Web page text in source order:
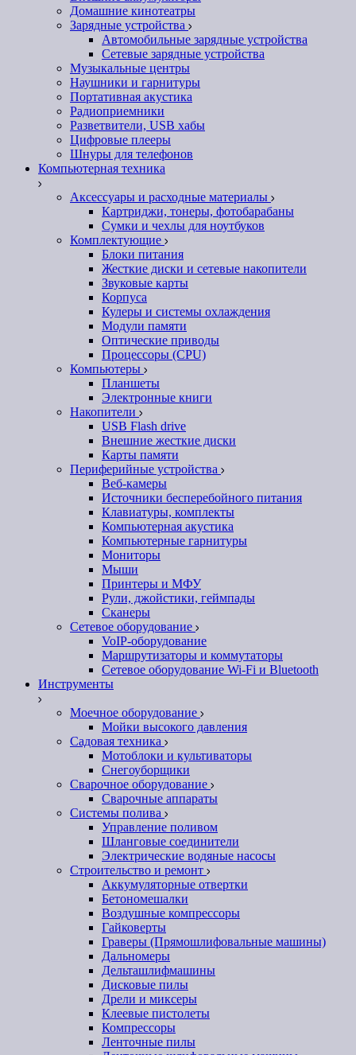
Домашние кинотеатры
Зарядные устройства
Автомобильные зарядные устройства
Сетевые зарядные устройства
Музыкальные центры
Наушники и гарнитуры
Портативная акустика
Радиоприемники
Разветвители, USB хабы
Цифровые плееры
Шнуры для телефонов
Компьютерная техника
Аксессуары и расходные материалы
Картриджи, тонеры, фотобарабаны
Сумки и чехлы для ноутбуков
Комплектующие
Блоки питания
Жесткие диски и сетевые накопители
Звуковые карты
Корпуса
Кулеры и системы охлаждения
Модули памяти
Оптические приводы
Процессоры (CPU)
Компьютеры
Планшеты
Электронные книги
Накопители
USB Flash drive
Внешние жесткие диски
Карты памяти
Периферийные устройства
Веб-камеры
Источники бесперебойного питания
Клавиатуры, комплекты
Компьютерная акустика
Компьютерные гарнитуры
Мониторы
Мыши
Принтеры и МФУ
Рули, джойстики, геймпады
Сканеры
Сетевое оборудование
VoIP-оборудование
Маршрутизаторы и коммутаторы
Сетевое оборудование Wi-Fi и Bluetooth
Инструменты
Моечное оборудование
Мойки высокого давления
Садовая техника
Мотоблоки и культиваторы
Снегоуборщики
Сварочное оборудование
Сварочные аппараты
Системы полива
Управление поливом
Шланговые соединители
Электрические водяные насосы
Строительство и ремонт
Аккумуляторные отвертки
Бетономешалки
Воздушные компрессоры
Гайковерты
Граверы (Прямошлифовальные машины)
Дальномеры
Дельташлифмашины
Дисковые пилы
Дрели и миксеры
Клеевые пистолеты
Компрессоры
Ленточные пилы